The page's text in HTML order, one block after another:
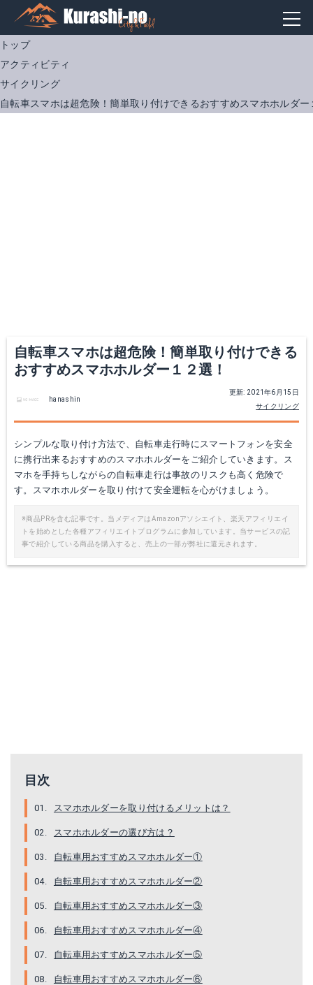
トップ
アクティビティ
サイクリング
自転車スマホは超危険！簡単取り付けできるおすすめスマホホルダー
自転車スマホは超危険！簡単取り付けできる
おすすめスマホホルダー１２選！
更新: 2021年6月15日
サイクリング
hanashin
シンプルな取り付け方法で、自転車走行時にスマートフォンを安全
に携行出来るおすすめのスマホホルダーをご紹介していきます。ス
マホを手持ちしながらの自転車走行は事故のリスクも高く危険で
す。スマホホルダーを取り付けて安全運転を心がけましょう。
※商品PRを含む記事です。当メディアはAmazonアソシエイト、楽天アフィリエイ
トを始めとした各種アフィリエイトプログラムに参加しています。当サービスの記
事で紹介している商品を購入すると、売上の一部が弊社に還元されます。
目次
スマホホルダーを取り付けるメリットは？
スマホホルダーの選び方は？
自転車用おすすめスマホホルダー①
自転車用おすすめスマホホルダー②
自転車用おすすめスマホホルダー③
自転車用おすすめスマホホルダー④
自転車用おすすめスマホホルダー⑤
自転車用おすすめスマホホルダー⑥
Amazonで詳細を見る Amazonで詳細を見る
自転車ホルダー スマホホルダ 自転車/バイク用スタンド 携帯ホルダー マウントキット フレーム クリップ式ホルダー シリコンバンド GPSナビ 360度回転 二重保護 脱落防止 多機種対応 一年間の保証 DBPOWER
Amazonで詳細を見る
自転車 ハンドルバッグ 防水
Amazonで詳細を見る